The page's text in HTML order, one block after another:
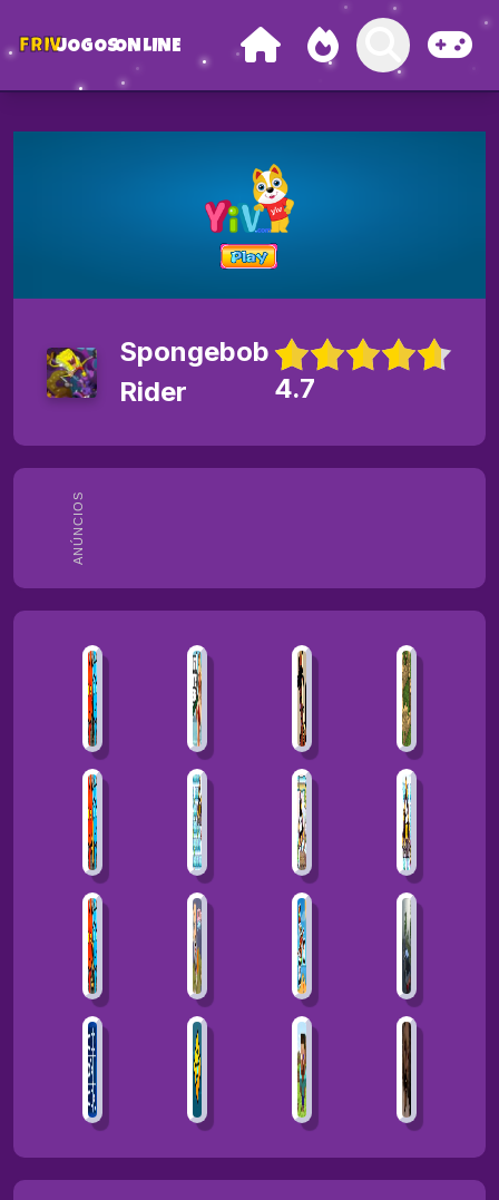
FRIVJOGOSONLINE
ANÚNCIOS
Spongebob
Rider
4.7